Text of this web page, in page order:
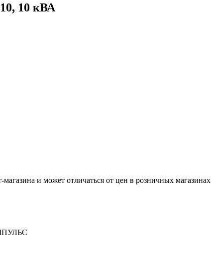
10 кВА
магазина и может отличаться от цен в розничных магазинах